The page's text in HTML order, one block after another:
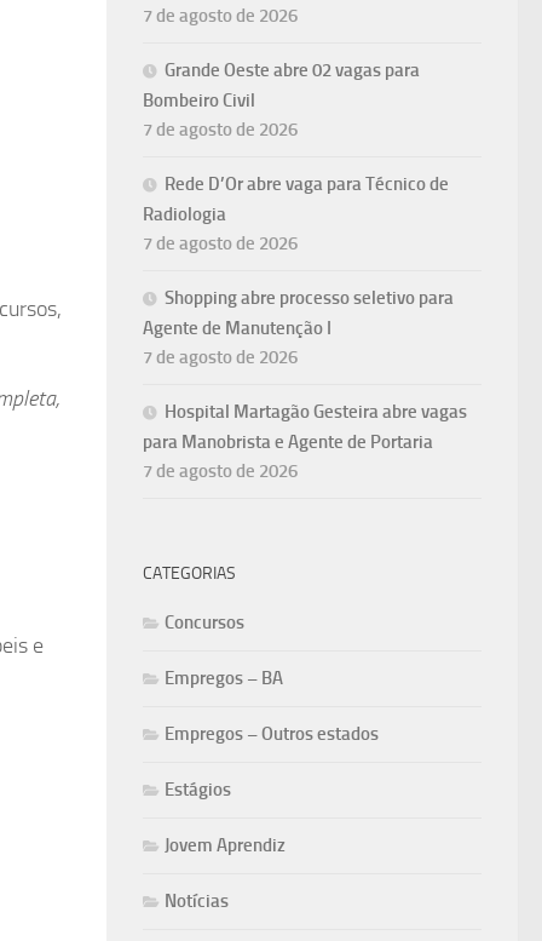
e
7 de agosto de 2026
Grande Oeste abre 02 vagas para
Bombeiro Civil
7 de agosto de 2026
Rede D’Or abre vaga para Técnico de
Radiologia
7 de agosto de 2026
Shopping abre processo seletivo para
Agente de Manutenção I
7 de agosto de 2026
Hospital Martagão Gesteira abre vagas
para Manobrista e Agente de Portaria
7 de agosto de 2026
CATEGORIAS
Concursos
Empregos – BA
Empregos – Outros estados
Estágios
Jovem Aprendiz
Notícias